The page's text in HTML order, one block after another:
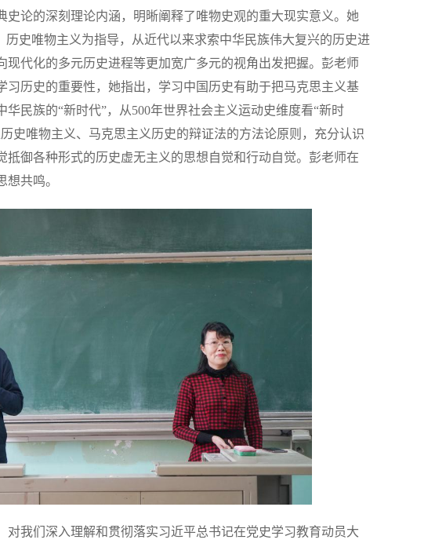
论的深刻理论内涵，明晰阐释了唯物史观的重大现实意义。她
史唯物主义为指导，从近代以来求索中华民族伟大复兴的历史进
代化的多元历史进程等更加宽广多元的视角出发把握。彭老师
历史的重要性，她指出，学习中国历史有助于把马克思主义基
民族的“新时代”，从500年世界社会主义运动史维度看“新时
史唯物主义、马克思主义历史的辩证法的方法论原则，充分认识
御各种形式的历史虚无主义的思想自觉和行动自觉。彭老师在
共鸣。
我们深入理解和贯彻落实习近平总书记在党史学习教育动员大